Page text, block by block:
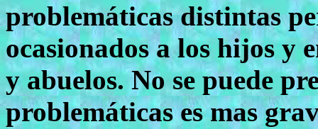
problemáticas distintas
ocasionados a los hijos y
y abuelos. No se puede
problemáticas es mas